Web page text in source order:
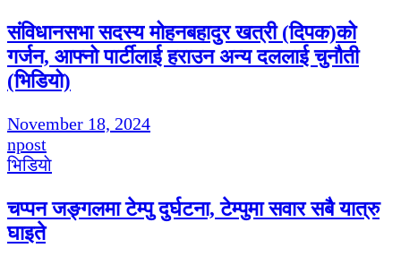
संविधानसभा सदस्य मोहनबहादुर खत्री (दिपक)को
गर्जन, आफ्नो पार्टीलाई हराउन अन्य दललाई चुनौती
(भिडियो)
November 18, 2024
npost
भिडियाे
चप्पन जङ्गलमा टेम्पु दुर्घटना, टेम्पुमा सवार सबै यात्रु
घाइते